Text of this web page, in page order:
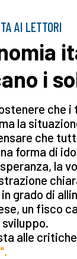
AI LETTORI
i
che
la
che
forma di
la
grado di
un fisco
alle